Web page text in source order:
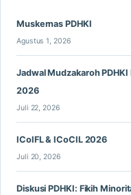
Muskernas PDHKI
Agustus 1, 2026
Jadwal Mudzakaroh
2026
Juli 22, 2026
ICoIFL & ICoCIL 2026
Juli 20, 2026
Diskusi PDHKI: Fikih